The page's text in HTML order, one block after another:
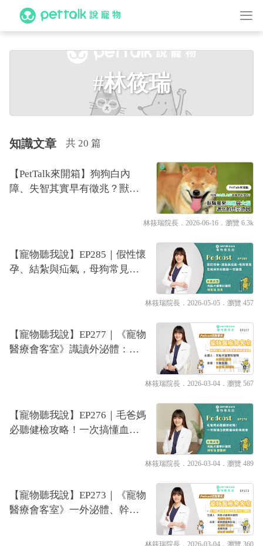
#林筱瑞
知識文章 共 20 篇
【PetTalk來開箱】狗狗白內
障、失智其實早有徵兆？獸醫
林筱瑞院長 ．2026-06-16． 瀏覽 6.3k
【寵物聽我說】EP285｜假性懷
孕、結紮與疝氣，母狗常見生
林筱瑞院長 ．2026-05-05． 瀏覽 457
【寵物聽我說】EP277｜《寵物
醫療會客室》識讀外泌體：濃
林筱瑞院長 ．2026-03-04． 瀏覽 567
【寵物聽我說】EP276｜毛爸媽
必聽健檢攻略！一次搞懂血檢
林筱瑞院長 ．2026-03-04． 瀏覽 489
【寵物聽我說】EP273｜《寵物
醫療會客室》一外泌體、幹細
林筱瑞院長 ．2026-03-04． 瀏覽 360